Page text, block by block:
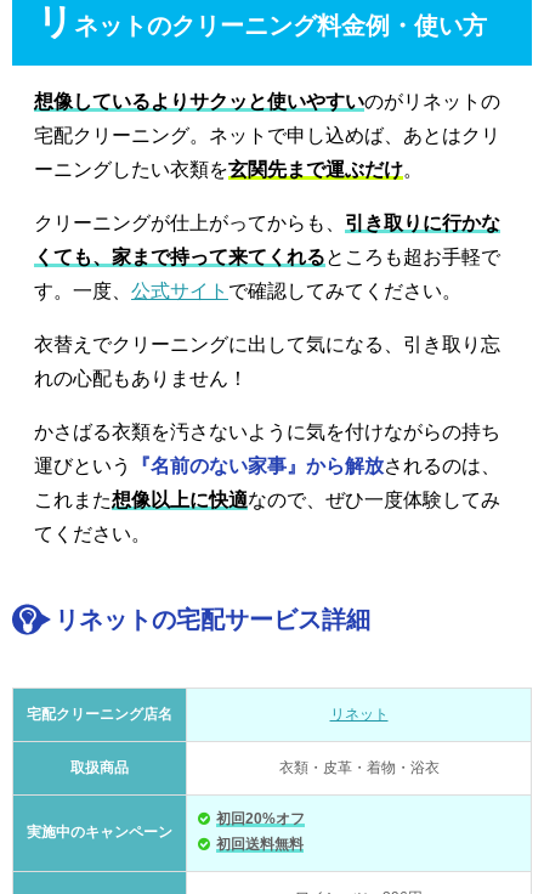
リ ネットのクリーニング料金例・使い方
想像しているよりサクッと使いやすいのがリネットの
宅配クリーニング。ネットで申し込めば、あとはクリ
ーニングしたい衣類を玄関先まで運ぶだけ。
クリーニングが仕上がってからも、 引き取りに行かな
くても、家まで持って来てくれるところも超お手軽で
す。一度、 公式サイト で確認してみてください。
衣替えでクリーニングに出して気になる、引き取り忘
れの心配もありません！
かさばる衣類を汚さないように気を付けながらの持ち
運びという
『名前のない家事』から解放されるのは、
これまた想像以上に快適なので、ぜひ一度体験してみ
てください。
リネットの宅配サービス詳細
宅配クリーニング店名 リネット
取扱商品 衣類・皮革・着物・浴衣
実施中のキャンペーン
初回20%オフ
初回送料無料